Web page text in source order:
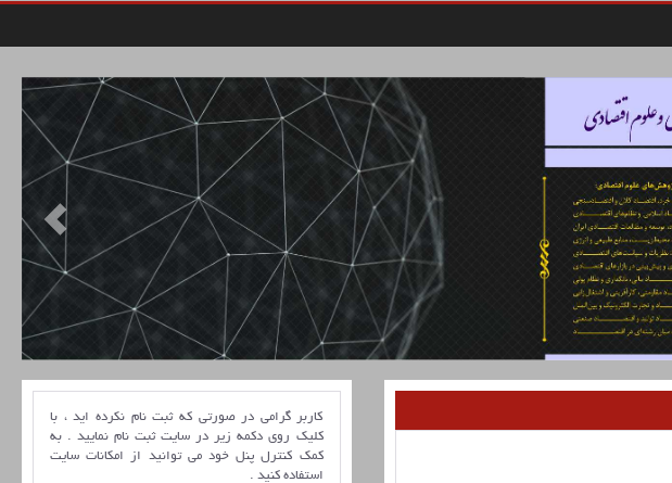
کاربر گرامی در صورتی که ثبت نام نکرده اید ، با
کلیک روی دکمه زیر در سایت ثبت نام نمایید . به
کمک کنترل پنل خود می توانید از امکانات سایت
استفاده کنید .